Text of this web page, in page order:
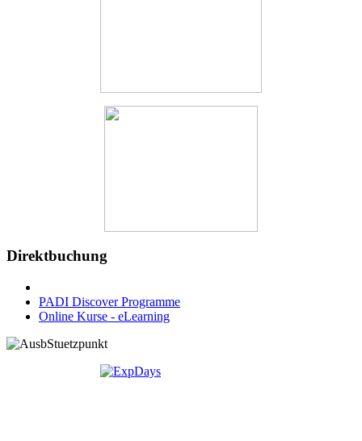
Direktbuchung
PADI Discover Programme
Online Kurse - eLearning